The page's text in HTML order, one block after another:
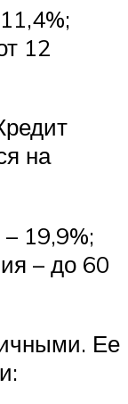
12
на
19,9%;
– до 60
Ее